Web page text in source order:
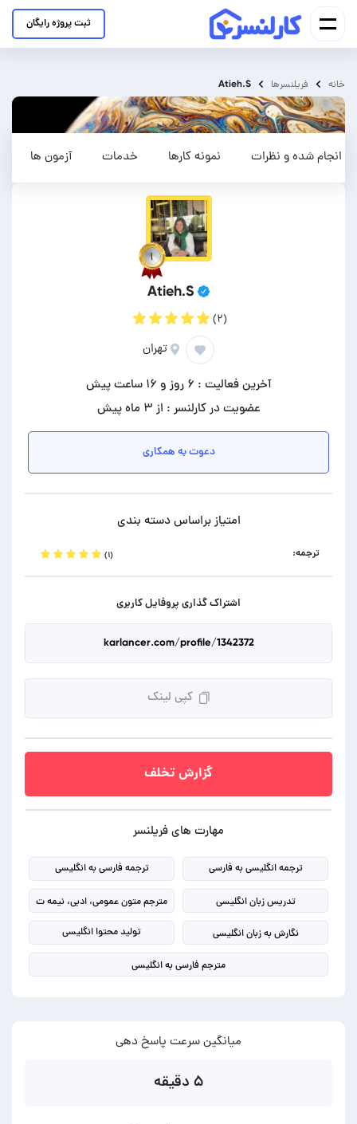
ثبت پروژه رایگان
خانه فریلنسرها Atieh.S
آزمون ها خدمات نمونه کارها انجام شده و نظرات
۱
Atieh.S
(۲)
تهران
آخرین فعالیت : ۶ روز و ۱۶ ساعت پیش
عضویت در کارلنسر : از ۳ ماه پیش
دعوت به همکاری
امتیاز براساس دسته بندی
ترجمه: (۱)
اشتراک گذاری پروفایل کاربری
کپی لینک
گزارش تخلف
مهارت های فریلنسر
ترجمه انگلیسی به فارسی ترجمه فارسی به انگلیسی
تدریس زبان انگلیسی مترجم متون عمومی، ادبی، نیمه ت
نگارش به زبان انگلیسی تولید محتوا انگلیسی
مترجم فارسی به انگلیسی
میانگین سرعت پاسخ دهی
۵ دقیقه